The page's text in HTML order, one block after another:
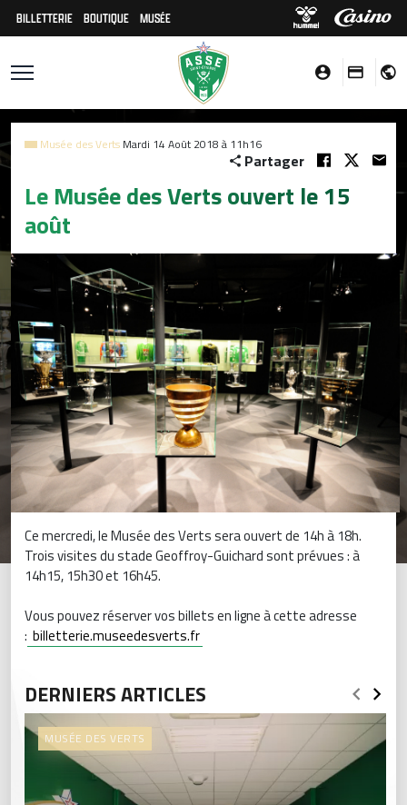
BILLETTERIE BOUTIQUE MUSÉE
Musée des Verts Mardi 14 Août 2018 à 11h16
Partager
Le Musée des Verts ouvert le 15
août
Ce mercredi, le Musée des Verts sera ouvert de 14h à 18h.
Trois visites du stade Geoffroy-Guichard sont prévues : à
14h15, 15h30 et 16h45.
Vous pouvez réserver vos billets en ligne à cette adresse
: billetterie.museedesverts.fr
DERNIERS ARTICLES
MUSÉE DES VERTS